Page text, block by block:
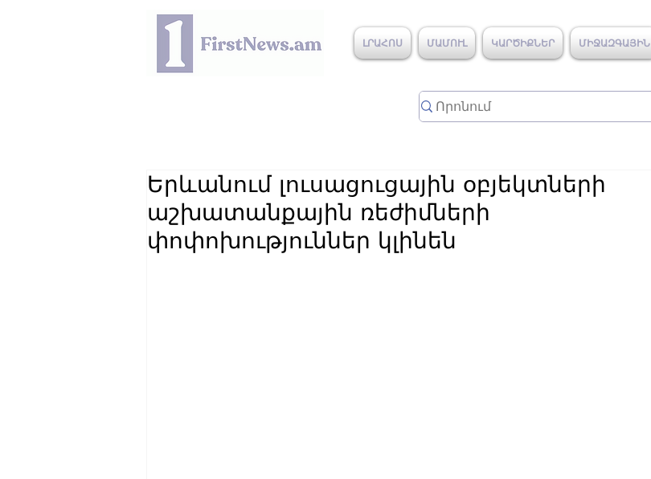
ԼՐԱՀՈՍ ՄԱՄՈՒԼ ԿԱՐԾԻՔՆԵՐ ՄԻՋԱԶԳԱՅԻՆ
Երևանում լուսացուցային օբյեկտների
աշխատանքային ռեժիմների
փոփոխություններ կլինեն